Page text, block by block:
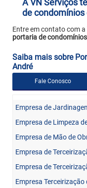
A VN Serviços
de
Entre em contato com
portaria de
Saiba mais sobre
André
Fale Conosco
Empresa de
Empresa de Limpeza
Empresa de Mão de
Empresa de
Empresa de
Empresa